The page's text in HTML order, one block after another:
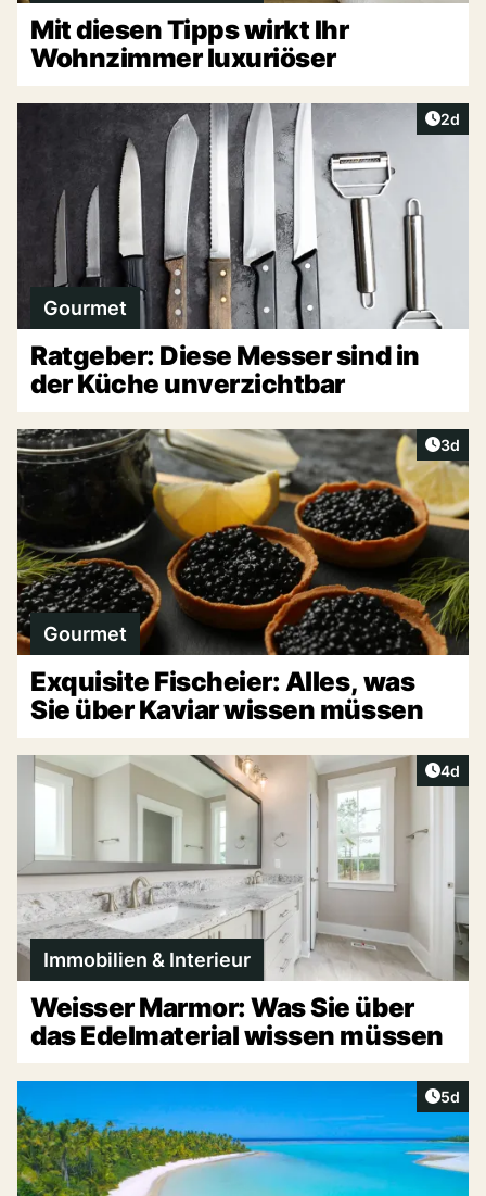
Mit diesen Tipps wirkt Ihr
Wohnzimmer luxuriöser
2d
Gourmet
Ratgeber: Diese Messer sind in
der Küche unverzichtbar
3d
Gourmet
Exquisite Fischeier: Alles, was
Sie über Kaviar wissen müssen
4d
Immobilien & Interieur
Weisser Marmor: Was Sie über
das Edelmaterial wissen müssen
5d